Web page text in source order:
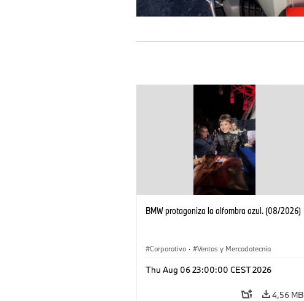
BMW protagoniza la alfombra azul. (08/2026)
Corporativo · Ventas y Mercadotecnia
Thu Aug 06 23:00:00 CEST 2026
4,56 MB